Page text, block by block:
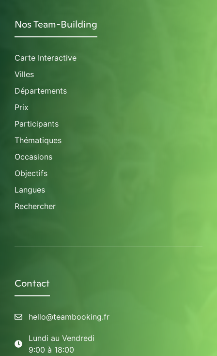
Nos Team-Building
Carte Interactive
Villes
Départements
Prix
Participants
Thématiques
Occasions
Objectifs
Langues
Rechercher
Contact
hello@teambooking.fr
Lundi au Vendredi
9:00 à 18:00